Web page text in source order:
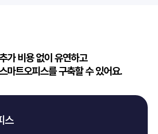
가 비용 없이 유연하고
마트오피스를 구축할 수 있어요.
스